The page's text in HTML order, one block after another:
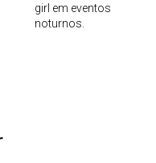
girl em eventos
noturnos.